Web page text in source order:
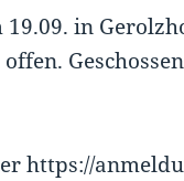
in
https://